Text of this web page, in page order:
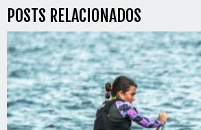
POSTS RELACIONADOS